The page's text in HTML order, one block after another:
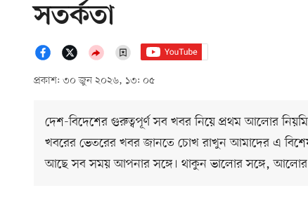
সতর্কতা
প্রকাশ: ৩০ জুন ২০২৬, ১৩: ০৫
দেশ-বিদেশের গুরুত্বপূর্ণ সব খবর নিয়ে প্রথম আলোর
খবরের ভেতরের খবর জানতে চোখ রাখুন আমাদের এ
আছে সব সময় আপনার সঙ্গে। থাকুন ভালোর সঙ্গে, আলোর